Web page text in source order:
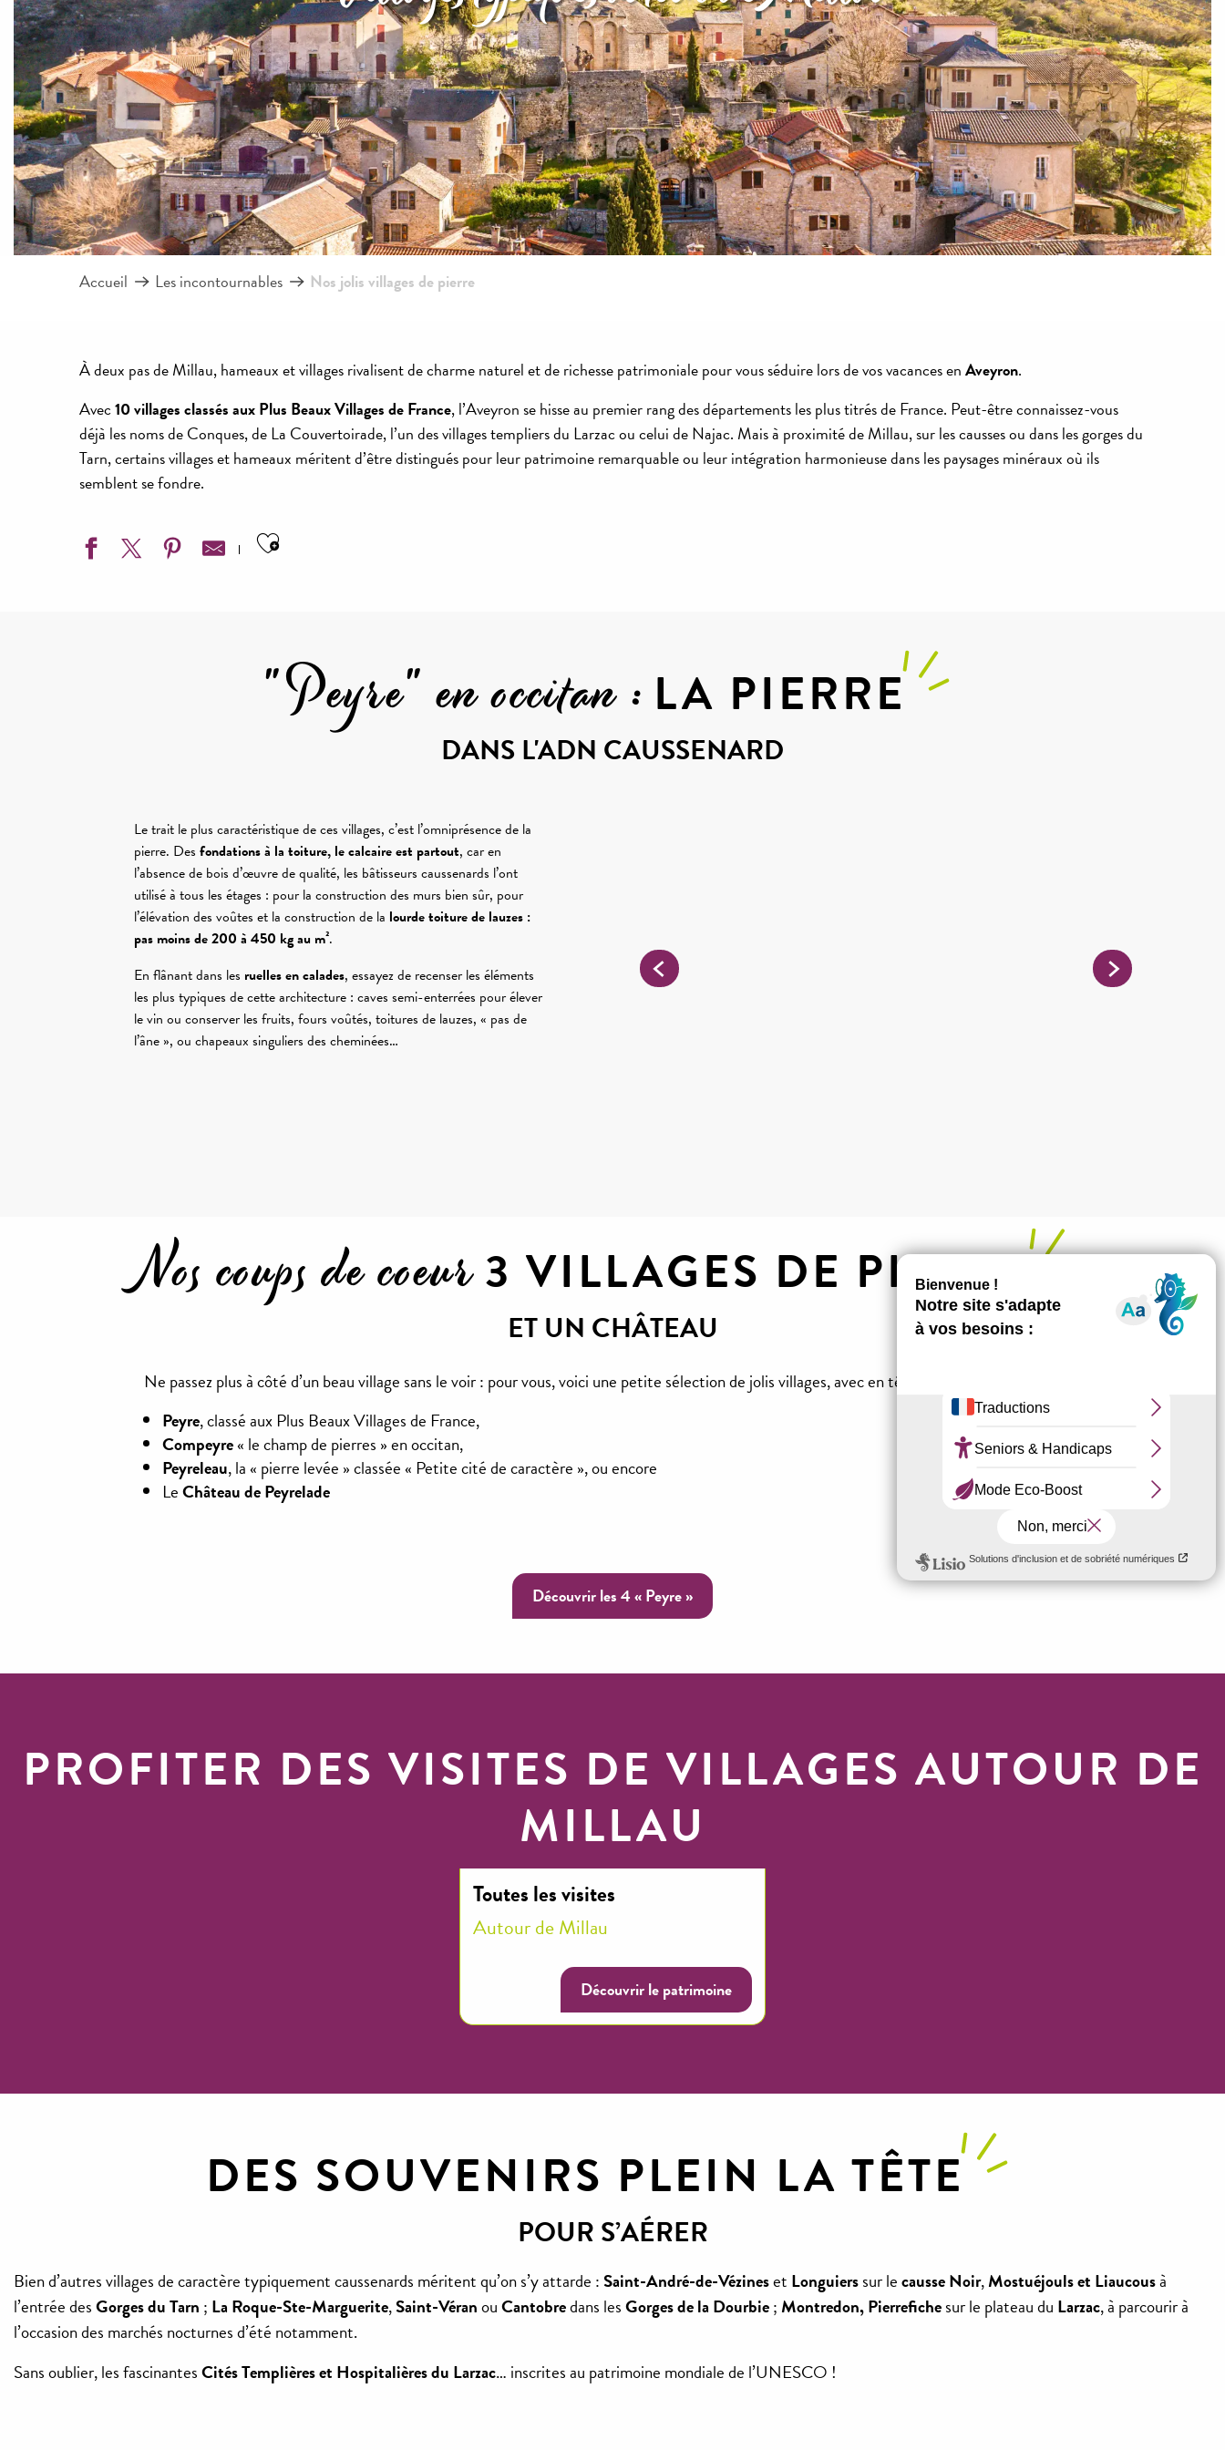
Accueil Les incontournables Nos jolis villages de pierre
À deux pas de Millau, hameaux et villages rivalisent de charme naturel et de richesse patrimoniale pour vous séduire lors de vos vacances enAveyron.
Avec10 villages classés aux Plus Beaux Villages de France, l’Aveyron se hisse au premier rang des départements les plus titrés de France. Peut-être connaissez-vous
déjà les noms de Conques, de La Couvertoirade, l’un des villages templiers du Larzac ou celui de Najac. Mais à proximité de Millau, sur les causses ou dans les gorges du
Tarn, certains villages et hameaux méritent d’être distingués pour leur patrimoine remarquable ou leur intégration harmonieuse dans les paysages minéraux où ils
semblent se fondre.
Ajouter aux favoris
"Peyre" en occitan : LA PIERRE
DANS L'ADN CAUSSENARD
Le trait le plus caractéristique de ces villages, c’est l’omniprésence de la
pierre. Des fondations à la toiture, le calcaire est partout, car en
l’absence de bois d’œuvre de qualité, les bâtisseurs caussenards l’ont
utilisé à tous les étages : pour la construction des murs bien sûr, pour
l’élévation des voûtes et la construction de la lourde toiture de lauzes :
pas moins de 200 à 450 kg au m².
En flânant dans les ruelles en calades, essayez de recenser les éléments
les plus typiques de cette architecture : caves semi-enterrées pour élever
le vin ou conserver les fruits, fours voûtés, toitures de lauzes, « pas de
l’âne », ou chapeaux singuliers des cheminées…
Nos coups de coeur3 VILLAGES DE PIERRE
ET UN CHÂTEAU
Ne passez plus à côté d’un beau village sans le voir : pour vous, voici une petite sélection de jolis villages, avec en tête de liste, les « 4 Peyre » :
Peyre, classé aux Plus Beaux Villages de France,
Compeyre« le champ de pierres » en occitan,
Peyreleau, la « pierre levée » classée « Petite cité de caractère », ou encore
LeChâteau de Peyrelade
Château de Peyrelade
Découvrir les 4 « Peyre »
PROFITER DES VISITES DE VILLAGES AUTOUR DE
MILLAU
Toutes les visites
Autour de Millau
Découvrir le patrimoine
DES SOUVENIRS PLEIN LA TÊTE
POUR S’AÉRER
Bien d’autres villages de caractère typiquement caussenards méritent qu’on s’y attarde : Saint-André-de-Vézineset Longuierssur lecausse Noir,Mostuéjouls et Liaucousà
l’entrée desGorges du Tarn ; La Roque-Ste-Marguerite,Saint-VéranouCantobredans lesGorges de la Dourbie; Montredon, Pierrefichesur le plateau du Larzac, à parcourir à
l’occasion des marchés nocturnes d’été notamment.
Sans oublier, les fascinantesCités Templières et Hospitalières du Larzac… inscrites au patrimoine mondiale de l’UNESCO !
Circuit larzac templier et hospitalier